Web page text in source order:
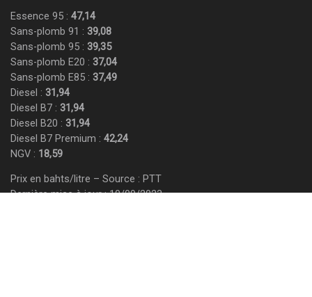
Essence 95 : 47,14
Sans-plomb 91 : 39,08
Sans-plomb 95 : 39,35
Sans-plomb E20 : 37,04
Sans-plomb E85 : 37,49
Diesel : 31,94
Diesel B7 : 31,94
Diesel B20 : 31,94
Diesel B7 Premium : 42,24
NGV : 18,59
Prix en bahts/litre – Source : PTT
Dernière mise à jour : 10/09/2023